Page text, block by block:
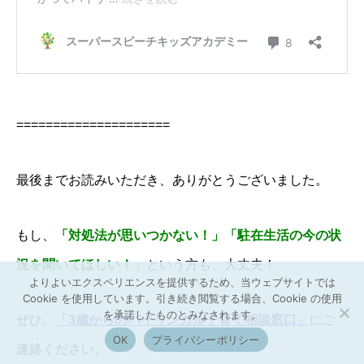
=====================
最後までお読みいただき、ありがとうございました。
もし、 「対処法が思いつかない！」「駐在生活の今の状
況を聞いてほしい！」という方も、大丈夫！
ぜひ、 「3歳からのバイリンガル子育て相談窓口」 にご
連絡ください。
よりよいエクスペリエンスを提供するため、当ウェブサイトでは
Cookie を使用しています。引き続き閲覧する場合、Cookie の使用
を承諾したものとみなされます。
OK
プライバシーポリシー